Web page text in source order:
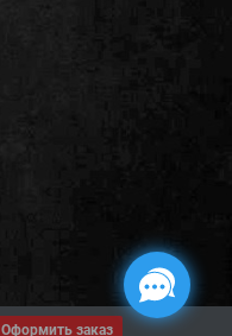
Оформить заказ